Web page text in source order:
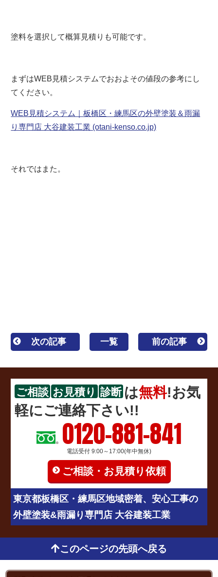
塗料を選択して概算見積りも可能です。
まずはWEB見積システムでおおよその値段の参考にし
てください。
WEB見積システム｜板橋区・練馬区の外壁塗装＆雨漏
り専門店 大谷建装工業 (otani-kenso.co.jp)
それではまた。
次の記事 一覧 前の記事
ご相談 お見積り 診断 は無料!お気
軽にご連絡下さい!!
0120-881-841
電話受付 9:00～17:00(年中無休)
ご相談・お見積り依頼
東京都板橋区・練馬区地域密着、安心工事の
外壁塗装&雨漏り専門店 大谷建装工業
このページの先頭へ戻る